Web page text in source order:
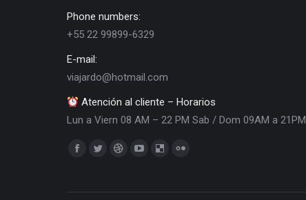
Phone numbers:
+55 22 99899-6329
E-mail:
viajardo@hotmail.com
Atención al cliente – Horarios
Lun a Viern 08 AM – 22 PM Sab / Dom 09AM a 21PM
Encuéntranos en:
Facebook
opens
Twitter
opens
Dribbble
opens
YouTube
opens
Delicious
opensopens